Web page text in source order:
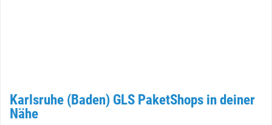
Karlsruhe (Baden) GLS PaketShops in deiner
Nähe